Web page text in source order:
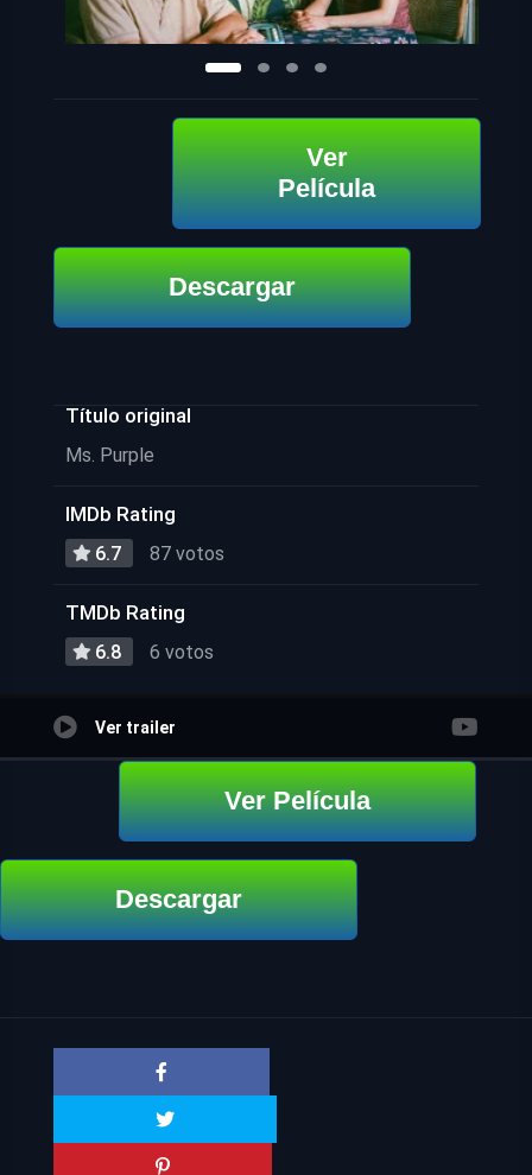
Ver
Película
Descargar
Título original
Ms. Purple
IMDb Rating
6.7 87 votos
TMDb Rating
6.8 6 votos
Ver trailer
Ver Película
Descargar